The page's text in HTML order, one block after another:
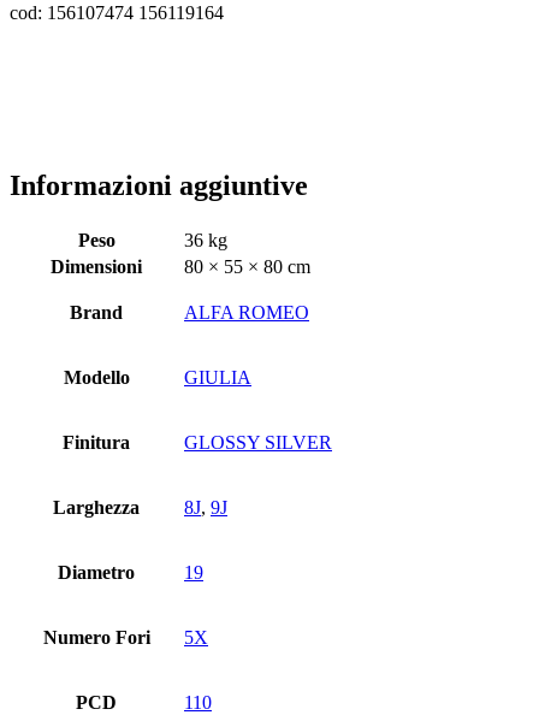
cod: 156107474 156119164
Informazioni aggiuntive
Peso
36 kg
Dimensioni
80 × 55 × 80 cm
Brand ALFA ROMEO
Modello GIULIA
Finitura GLOSSY SILVER
Larghezza 8J, 9J
Diametro 19
Numero Fori 5X
PCD 110